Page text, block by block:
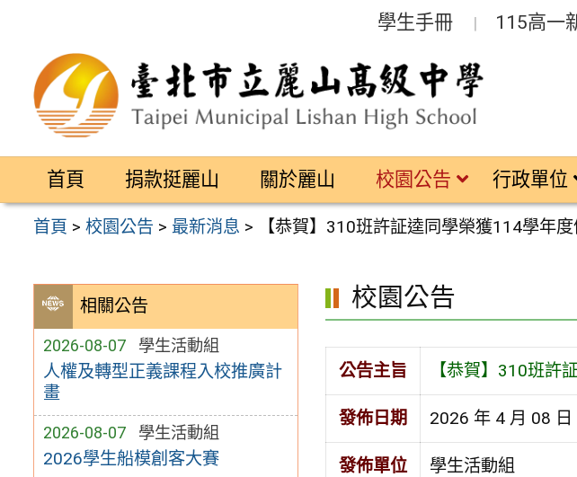
區
學生手冊 115高一
首頁 捐款挺麗山 關於麗山 校園公告 行政單位
首頁 >校園公告 > 最新消息 > 【恭賀】310班許証逵同學榮獲114學年
相關公告
2026-08-07 學生活動組
人權及轉型正義課程入校推廣計
畫
2026-08-07 學生活動組
2026學生船模創客大賽
校園公告
公告主旨 【恭賀】310班許
發佈日期 2026 年 4 月 08 日
發佈單位 學生活動組